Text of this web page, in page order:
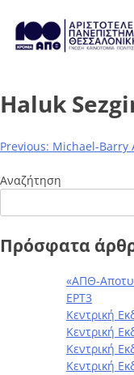
Haluk
Previous: Michael-Barry
Αναζήτηση
Πρόσφατα
«ΑΠΘ-
ΕΡΤ3
Κεντρική
Κεντρική
Κεντρική
Κεντρική